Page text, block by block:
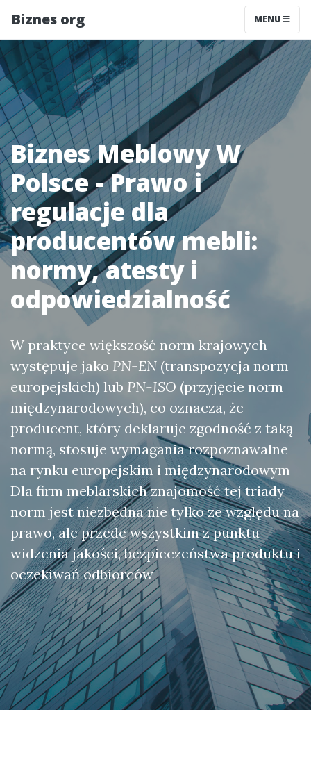
Biznes org MENU
Biznes Meblowy W
Polsce - Prawo i
regulacje dla
producentów mebli:
normy, atesty i
odpowiedzialność
W praktyce większość norm krajowych
występuje jako PN-EN (transpozycja norm
europejskich) lub PN-ISO (przyjęcie norm
międzynarodowych), co oznacza, że
producent, który deklaruje zgodność z taką
normą, stosuje wymagania rozpoznawalne
na rynku europejskim i międzynarodowym
Dla firm meblarskich znajomość tej triady
norm jest niezbędna nie tylko ze względu na
prawo, ale przede wszystkim z punktu
widzenia jakości, bezpieczeństwa produktu i
oczekiwań odbiorców